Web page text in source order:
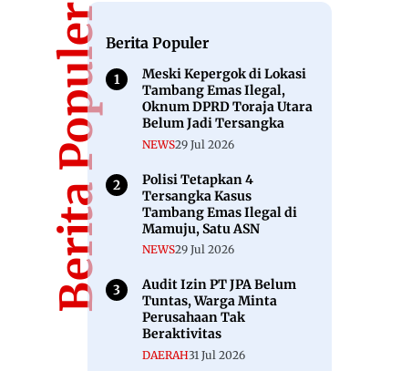
Berita PopulerBerita Populer
Meski Kepergok di Lokasi
Tambang Emas Ilegal,
Oknum DPRD Toraja Utara
Belum Jadi Tersangka
NEWS29 Jul 2026
Polisi Tetapkan 4
Tersangka Kasus
Tambang Emas Ilegal di
Mamuju, Satu ASN
NEWS29 Jul 2026
Audit Izin PT JPA Belum
Tuntas, Warga Minta
Perusahaan Tak
Beraktivitas
DAERAH31 Jul 2026